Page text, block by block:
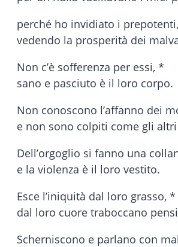
perché ho invidiato i
vedendo la prosperità dei
Non c’è sofferenza per essi, *
sano e pasciuto è il loro corpo.
Non conoscono l’affanno dei
e non sono colpiti come gli
Dell’orgoglio si fanno una
e la violenza è il loro vestito.
Esce l’iniquità dal loro grasso, *
dal loro cuore traboccano
Scherniscono e parlano con